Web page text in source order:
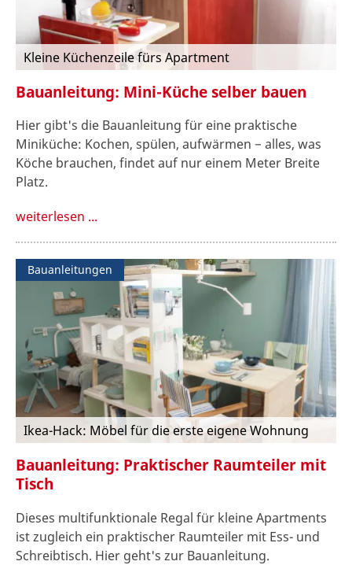
Kleine Küchenzeile fürs Apartment
Bauanleitung: Mini-Küche selber bauen
Hier gibt's die Bauanleitung für eine praktische
Miniküche: Kochen, spülen, aufwärmen − alles, was
Köche brauchen, findet auf nur einem Meter Breite
Platz.
weiterlesen ...
Bauanleitungen
Ikea-Hack: Möbel für die erste eigene Wohnung
Bauanleitung: Praktischer Raumteiler mit
Tisch
Dieses multifunktionale Regal für kleine Apartments
ist zugleich ein praktischer Raumteiler mit Ess- und
Schreibtisch. Hier geht's zur Bauanleitung.